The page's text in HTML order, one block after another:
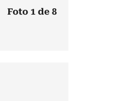
Foto 1 de 8